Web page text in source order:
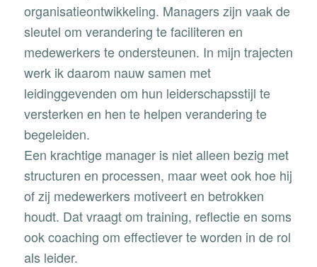
organisatieontwikkeling. Managers zijn vaak de
sleutel om verandering te faciliteren en
medewerkers te ondersteunen. In mijn trajecten
werk ik daarom nauw samen met
leidinggevenden om hun leiderschapsstijl te
versterken en hen te helpen verandering te
begeleiden.
Een krachtige manager is niet alleen bezig met
structuren en processen, maar weet ook hoe hij
of zij medewerkers motiveert en betrokken
houdt. Dat vraagt om training, reflectie en soms
ook coaching om effectiever te worden in de rol
als leider.